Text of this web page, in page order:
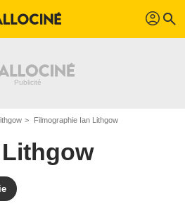
profil search
Filmographie Ian Lithgow